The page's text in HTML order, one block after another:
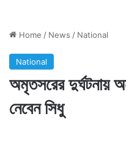
Home / News / National
National
অমৃতসরের দুর্ঘটনায়
নেবেন সিধু